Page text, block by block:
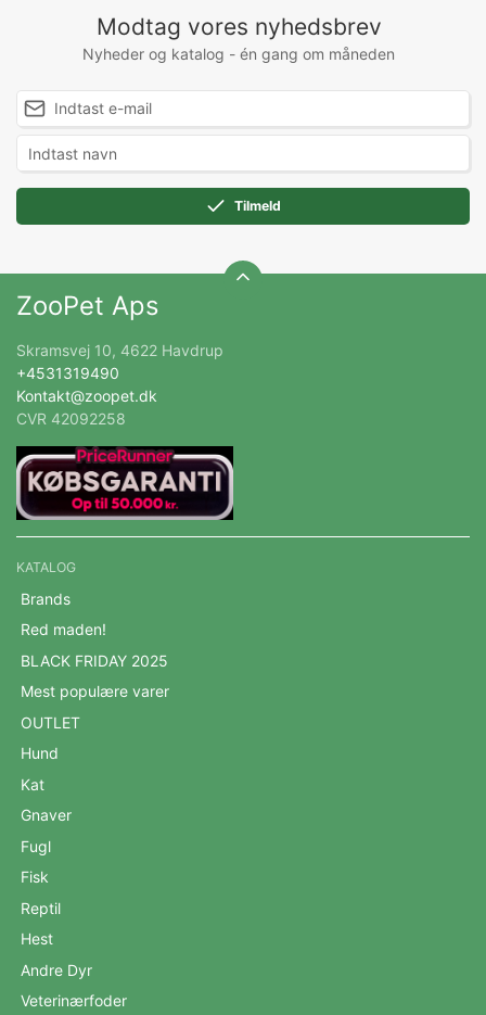
Modtag vores nyhedsbrev
Nyheder og katalog - én gang om måneden
Tilmeld
ZooPet Aps
Skramsvej 10, 4622 Havdrup
+4531319490
Kontakt@zoopet.dk
CVR 42092258
KATALOG
Brands
Red maden!
BLACK FRIDAY 2025
Mest populære varer
OUTLET
Hund
Kat
Gnaver
Fugl
Fisk
Reptil
Hest
Andre Dyr
Veterinærfoder